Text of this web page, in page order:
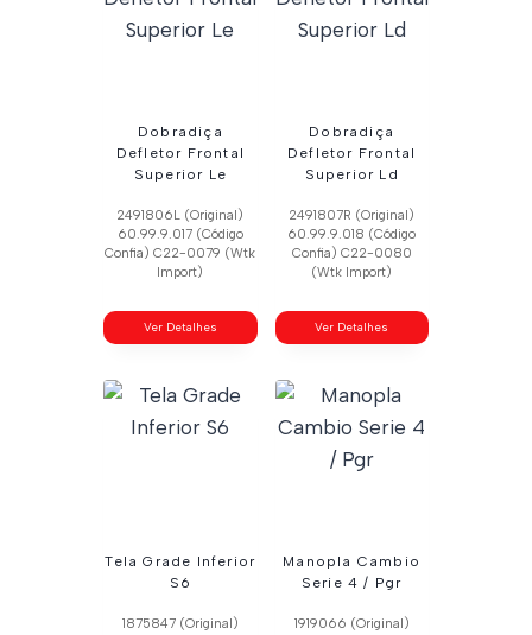
Dobradiça
Defletor Frontal
Superior Le
2491806L (Original)
60.99.9.017 (Código
Confia) C22-0079 (Wtk
Import)
Ver Detalhes
Dobradiça
Defletor Frontal
Superior Ld
2491807R (Original)
60.99.9.018 (Código
Confia) C22-0080
(Wtk Import)
Ver Detalhes
Tela Grade Inferior
S6
1875847 (Original)
Manopla Cambio
Serie 4 / Pgr
1919066 (Original)